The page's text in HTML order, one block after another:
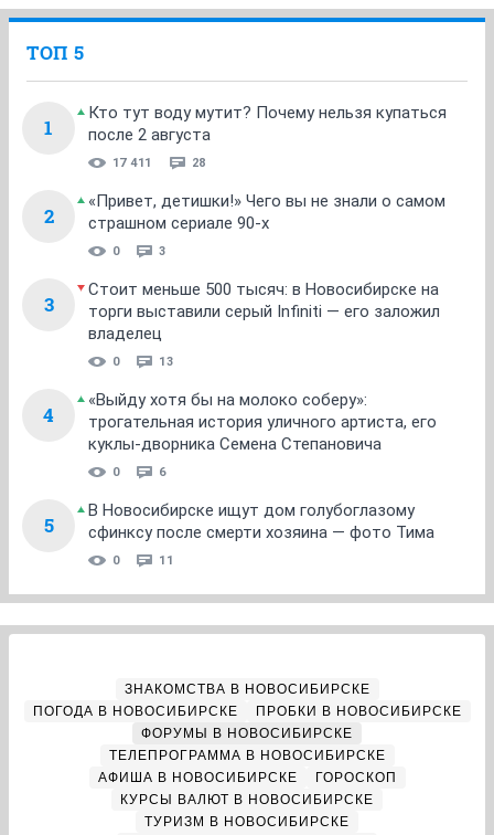
ТОП 5
1
Кто тут воду мутит? Почему нельзя купаться
после 2 августа
17 411 28
2
«Привет, детишки!» Чего вы не знали о самом
страшном сериале 90-х
0 3
3
Стоит меньше 500 тысяч: в Новосибирске на
торги выставили серый Infiniti — его заложил
владелец
0 13
4
«Выйду хотя бы на молоко соберу»:
трогательная история уличного артиста, его
куклы-дворника Семена Степановича
0 6
5
В Новосибирске ищут дом голубоглазому
сфинксу после смерти хозяина — фото Тима
0 11
ЗНАКОМСТВА В НОВОСИБИРСКЕ
ПОГОДА В НОВОСИБИРСКЕ
ПРОБКИ В НОВОСИБИРСКЕ
ФОРУМЫ В НОВОСИБИРСКЕ
ТЕЛЕПРОГРАММА В НОВОСИБИРСКЕ
АФИША В НОВОСИБИРСКЕ
ГОРОСКОП
КУРСЫ ВАЛЮТ В НОВОСИБИРСКЕ
ТУРИЗМ В НОВОСИБИРСКЕ